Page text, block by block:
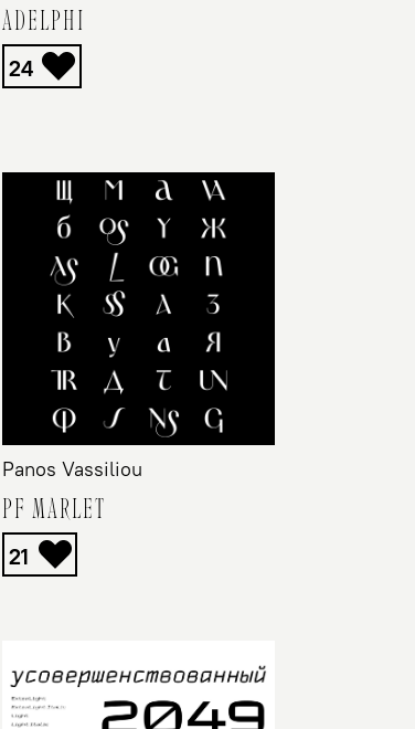
ADELPHI
Panos Vassiliou
PF MARLET